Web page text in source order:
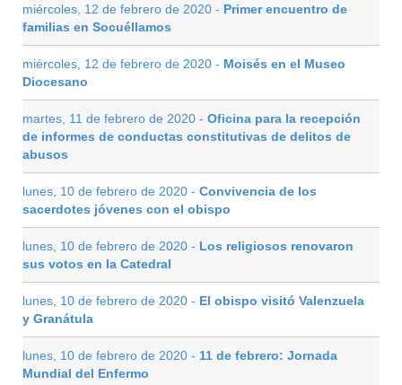
miércoles, 12 de febrero de 2020 - Primer encuentro de
familias en Socuéllamos
miércoles, 12 de febrero de 2020 - Moisés en el Museo
Diocesano
martes, 11 de febrero de 2020 - Oficina para la recepción
de informes de conductas constitutivas de delitos de
abusos
lunes, 10 de febrero de 2020 - Convivencia de los
sacerdotes jóvenes con el obispo
lunes, 10 de febrero de 2020 - Los religiosos renovaron
sus votos en la Catedral
lunes, 10 de febrero de 2020 - El obispo visitó Valenzuela
y Granátula
lunes, 10 de febrero de 2020 - 11 de febrero: Jornada
Mundial del Enfermo